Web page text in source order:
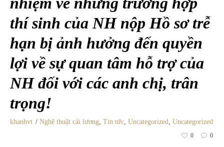
thí sinh của NH nộp Hồ sơ trễ
hạn bị ảnh hưởng đến quyền
lợi về sự quan tâm hỗ trợ của
NH đối với các anh chị, trân
trọng!
khanhvt Nghệ thuật cải lương, Tin tức, Uncategorized, Uncategorized
0 0